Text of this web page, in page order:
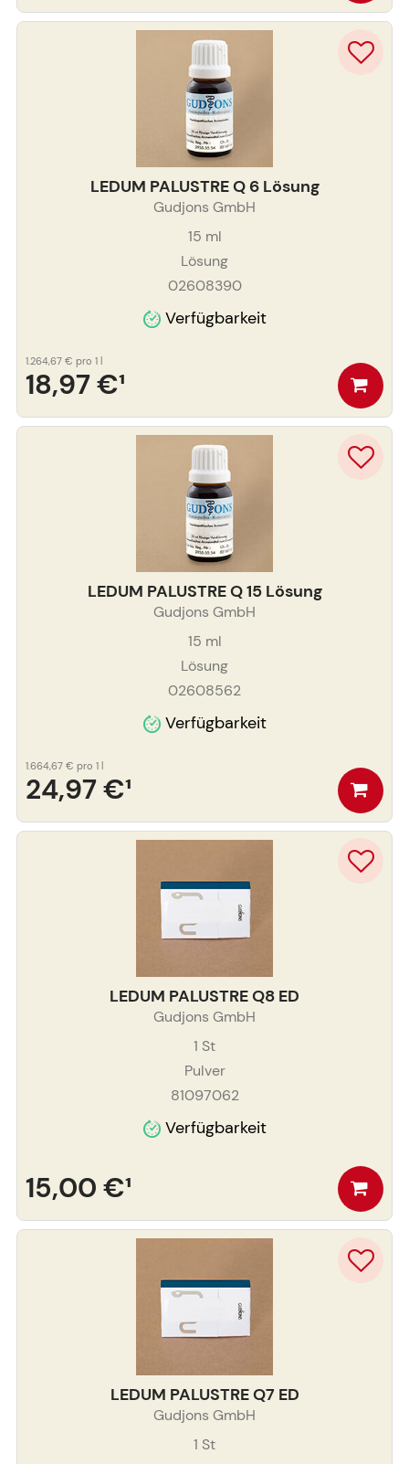
LEDUM PALUSTRE Q 6 Lösung
Gudjons GmbH
15 ml
Lösung
02608390
Verfügbarkeit
18,97 €¹
1.264,67 € pro 1 l
LEDUM PALUSTRE Q 15 Lösung
Gudjons GmbH
15 ml
Lösung
02608562
Verfügbarkeit
24,97 €¹
1.664,67 € pro 1 l
LEDUM PALUSTRE Q8 ED
Gudjons GmbH
1 St
Pulver
81097062
Verfügbarkeit
15,00 €¹
LEDUM PALUSTRE Q7 ED
Gudjons GmbH
1 St